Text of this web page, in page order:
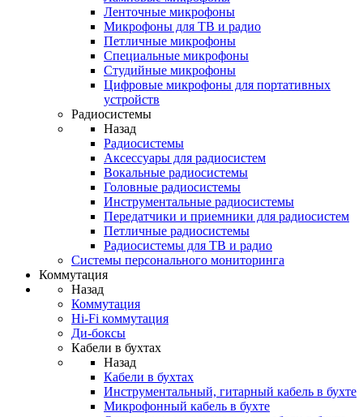
Ленточные микрофоны
Микрофоны для ТВ и радио
Петличные микрофоны
Специальные микрофоны
Студийные микрофоны
Цифровые микрофоны для портативных
устройств
Радиосистемы
Назад
Радиосистемы
Аксессуары для радиосистем
Вокальные радиосистемы
Головные радиосистемы
Инструментальные радиосистемы
Передатчики и приемники для радиосистем
Петличные радиосистемы
Радиосистемы для ТВ и радио
Системы персонального мониторинга
Коммутация
Назад
Коммутация
Hi-Fi коммутация
Ди-боксы
Кабели в бухтах
Назад
Кабели в бухтах
Инструментальный, гитарный кабель в бухте
Микрофонный кабель в бухте